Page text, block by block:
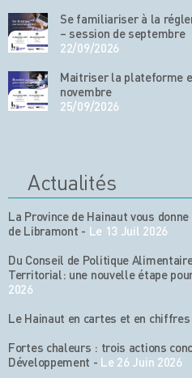
Se familiariser à la
– session de septembre
22/09/2026
Maitriser la plateforme
novembre
25/09/2026
Actualités
La Province de Hainaut vous
de Libramont - Le 13 Juil 2026
Du Conseil de Politique
Territorial: une nouvelle étape
2026
Le Hainaut en cartes et en chiffres
Fortes chaleurs : trois actions
Développement - Le 26 Juin 2026